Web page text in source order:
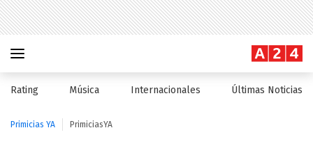
Rating Música Internacionales Últimas Noticias
Primicias YA PrimiciasYA